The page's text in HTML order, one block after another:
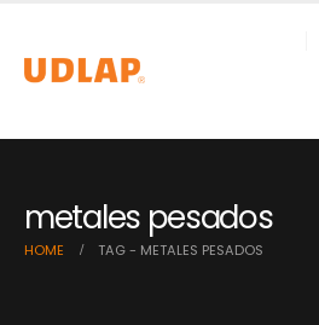
metales pesados
HOME TAG - METALES PESADOS